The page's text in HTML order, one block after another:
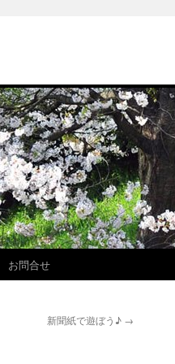
お問合せ
新聞紙で遊ぼう♪ →